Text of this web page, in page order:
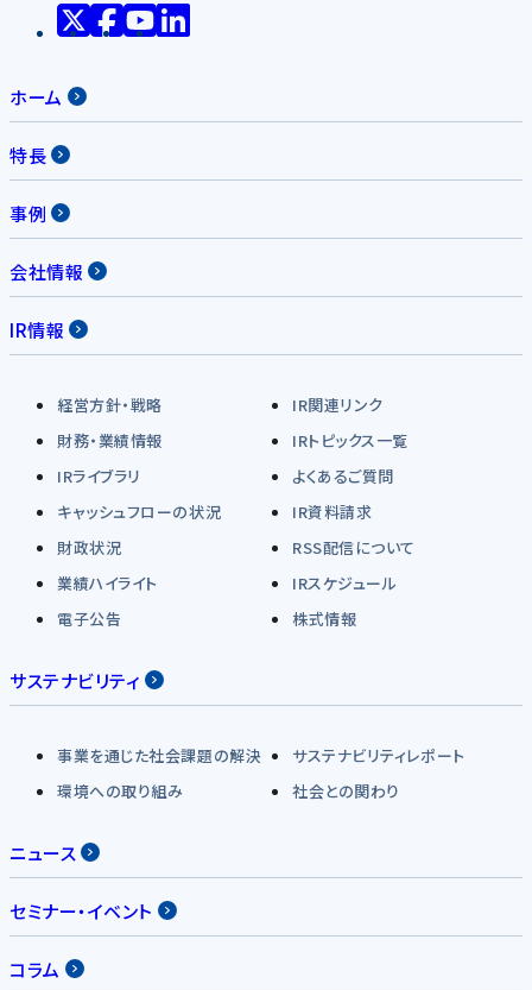
ホーム
特長
事例
会社情報
IR情報
経営方針・戦略
IR関連リンク
財務・業績情報
IRトピックス一覧
IRライブラリ
よくあるご質問
キャッシュフローの状況
IR資料請求
財政状況
RSS配信について
業績ハイライト
IRスケジュール
電子公告
株式情報
サステナビリティ
事業を通じた社会課題の解決
サステナビリティレポート
環境への取り組み
社会との関わり
ニュース
セミナー・イベント
コラム